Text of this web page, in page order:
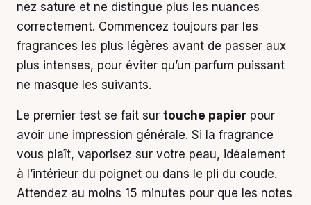
nez sature et ne distingue plus les nuances
correctement. Commencez toujours par les
fragrances les plus légères avant de passer aux
plus intenses, pour éviter qu’un parfum puissant
ne masque les suivants.
Le premier test se fait sur touche papier pour
avoir une impression générale. Si la fragrance
vous plaît, vaporisez sur votre peau, idéalement
à l’intérieur du poignet ou dans le pli du coude.
Attendez au moins 15 minutes pour que les notes